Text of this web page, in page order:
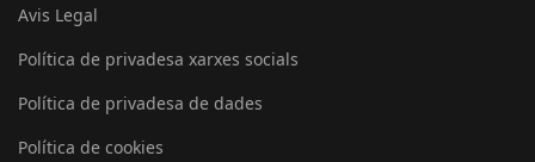
Avis Legal
Política de privadesa xarxes socials
Política de privadesa de dades
Política de cookies